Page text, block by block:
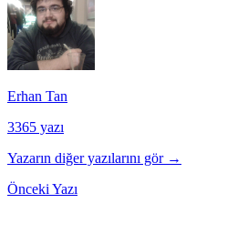
Erhan Tan
3365 yazı
Yazarın diğer yazılarını gör →
Önceki Yazı